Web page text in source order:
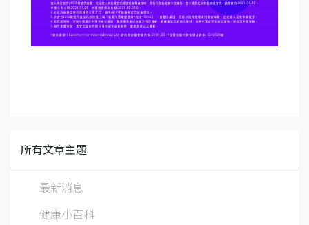
所有文章主題
最新消息
健康小百科